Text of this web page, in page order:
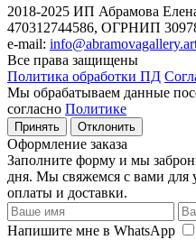
2018-2025 ИП Абрамова
470312744586, ОГРНИП
e-mail:
Все права защищены
Политика обработки ПД
Мы обрабатываем данные
согласно Политике
Принять Отклонить
Оформление заказа
Заполните форму и мы
дня. Мы свяжемся с вами для
оплаты и доставки.
Напишите мне в WhatsApp